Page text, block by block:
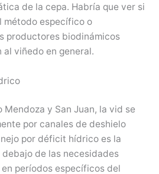
de la cepa. Habría que ver si
método específico o
productores biodinámicos
viñedo en general.
Mendoza y San Juan, la vid se
por canales de deshielo
por déficit hídrico es la
de las necesidades
períodos específicos del